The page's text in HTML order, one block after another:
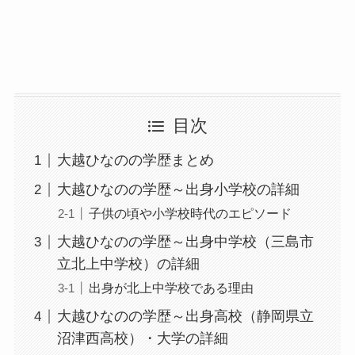
目次
大越ひなのの学歴まとめ
大越ひなのの学歴～出身小学校の詳細
子供の頃や小学校時代のエピソード
大越ひなのの学歴～出身中学校（三島市
立北上中学校）の詳細
出身が北上中学校である理由
大越ひなのの学歴～出身高校（静岡県立
沼津西高校）・大学の詳細